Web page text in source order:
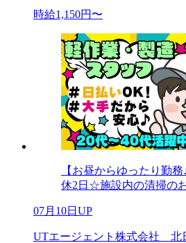
時給1,150円〜
【お昼からゆったり勤
休2日☆施設内の清掃の
07月10日UP
UTエージェント株式会社 北